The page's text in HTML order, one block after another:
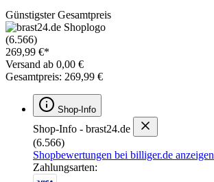
Günstigster Gesamtpreis
(6.566)
269,99 €*
Versand ab 0,00 €
Gesamtpreis: 269,99 €
Shop-Info
Shop-Info - brast24.de
(6.566)
Shopbewertungen bei billiger.de anzeigen
Zahlungsarten: